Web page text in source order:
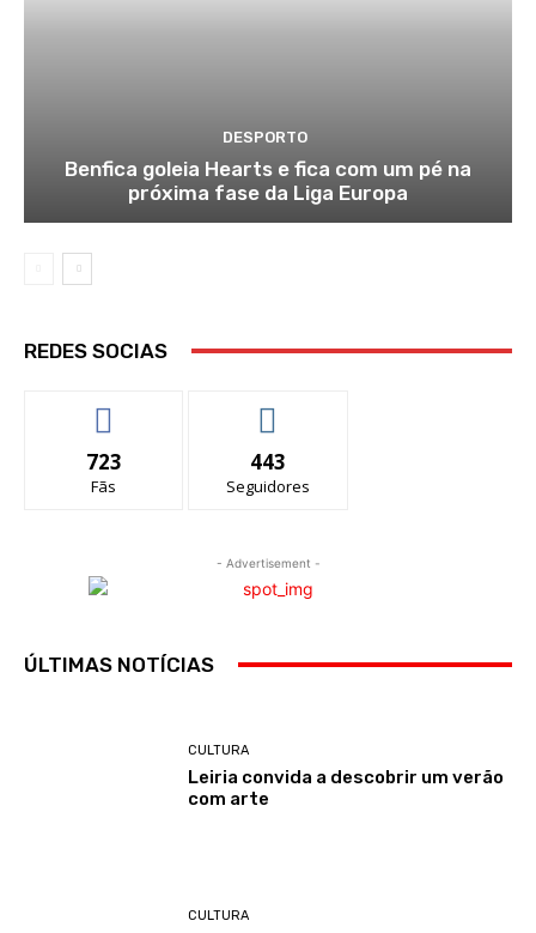
DESPORTO
Benfica goleia Hearts e fica com um pé na
próxima fase da Liga Europa
REDES SOCIAS
723
Fãs
443
Seguidores
- Advertisement -
ÚLTIMAS NOTÍCIAS
CULTURA
Leiria convida a descobrir um verão
com arte
CULTURA